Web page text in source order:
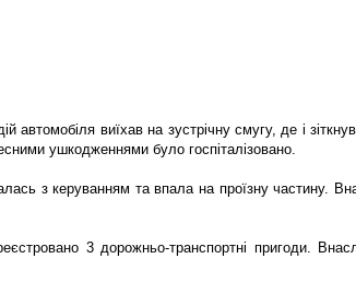
автомобіля виїхав на зустрічну смугу, де і
ушкодженнями було госпіталізовано.
з керуванням та впала на проїзну частину.
3 дорожньо-транспортні пригоди.